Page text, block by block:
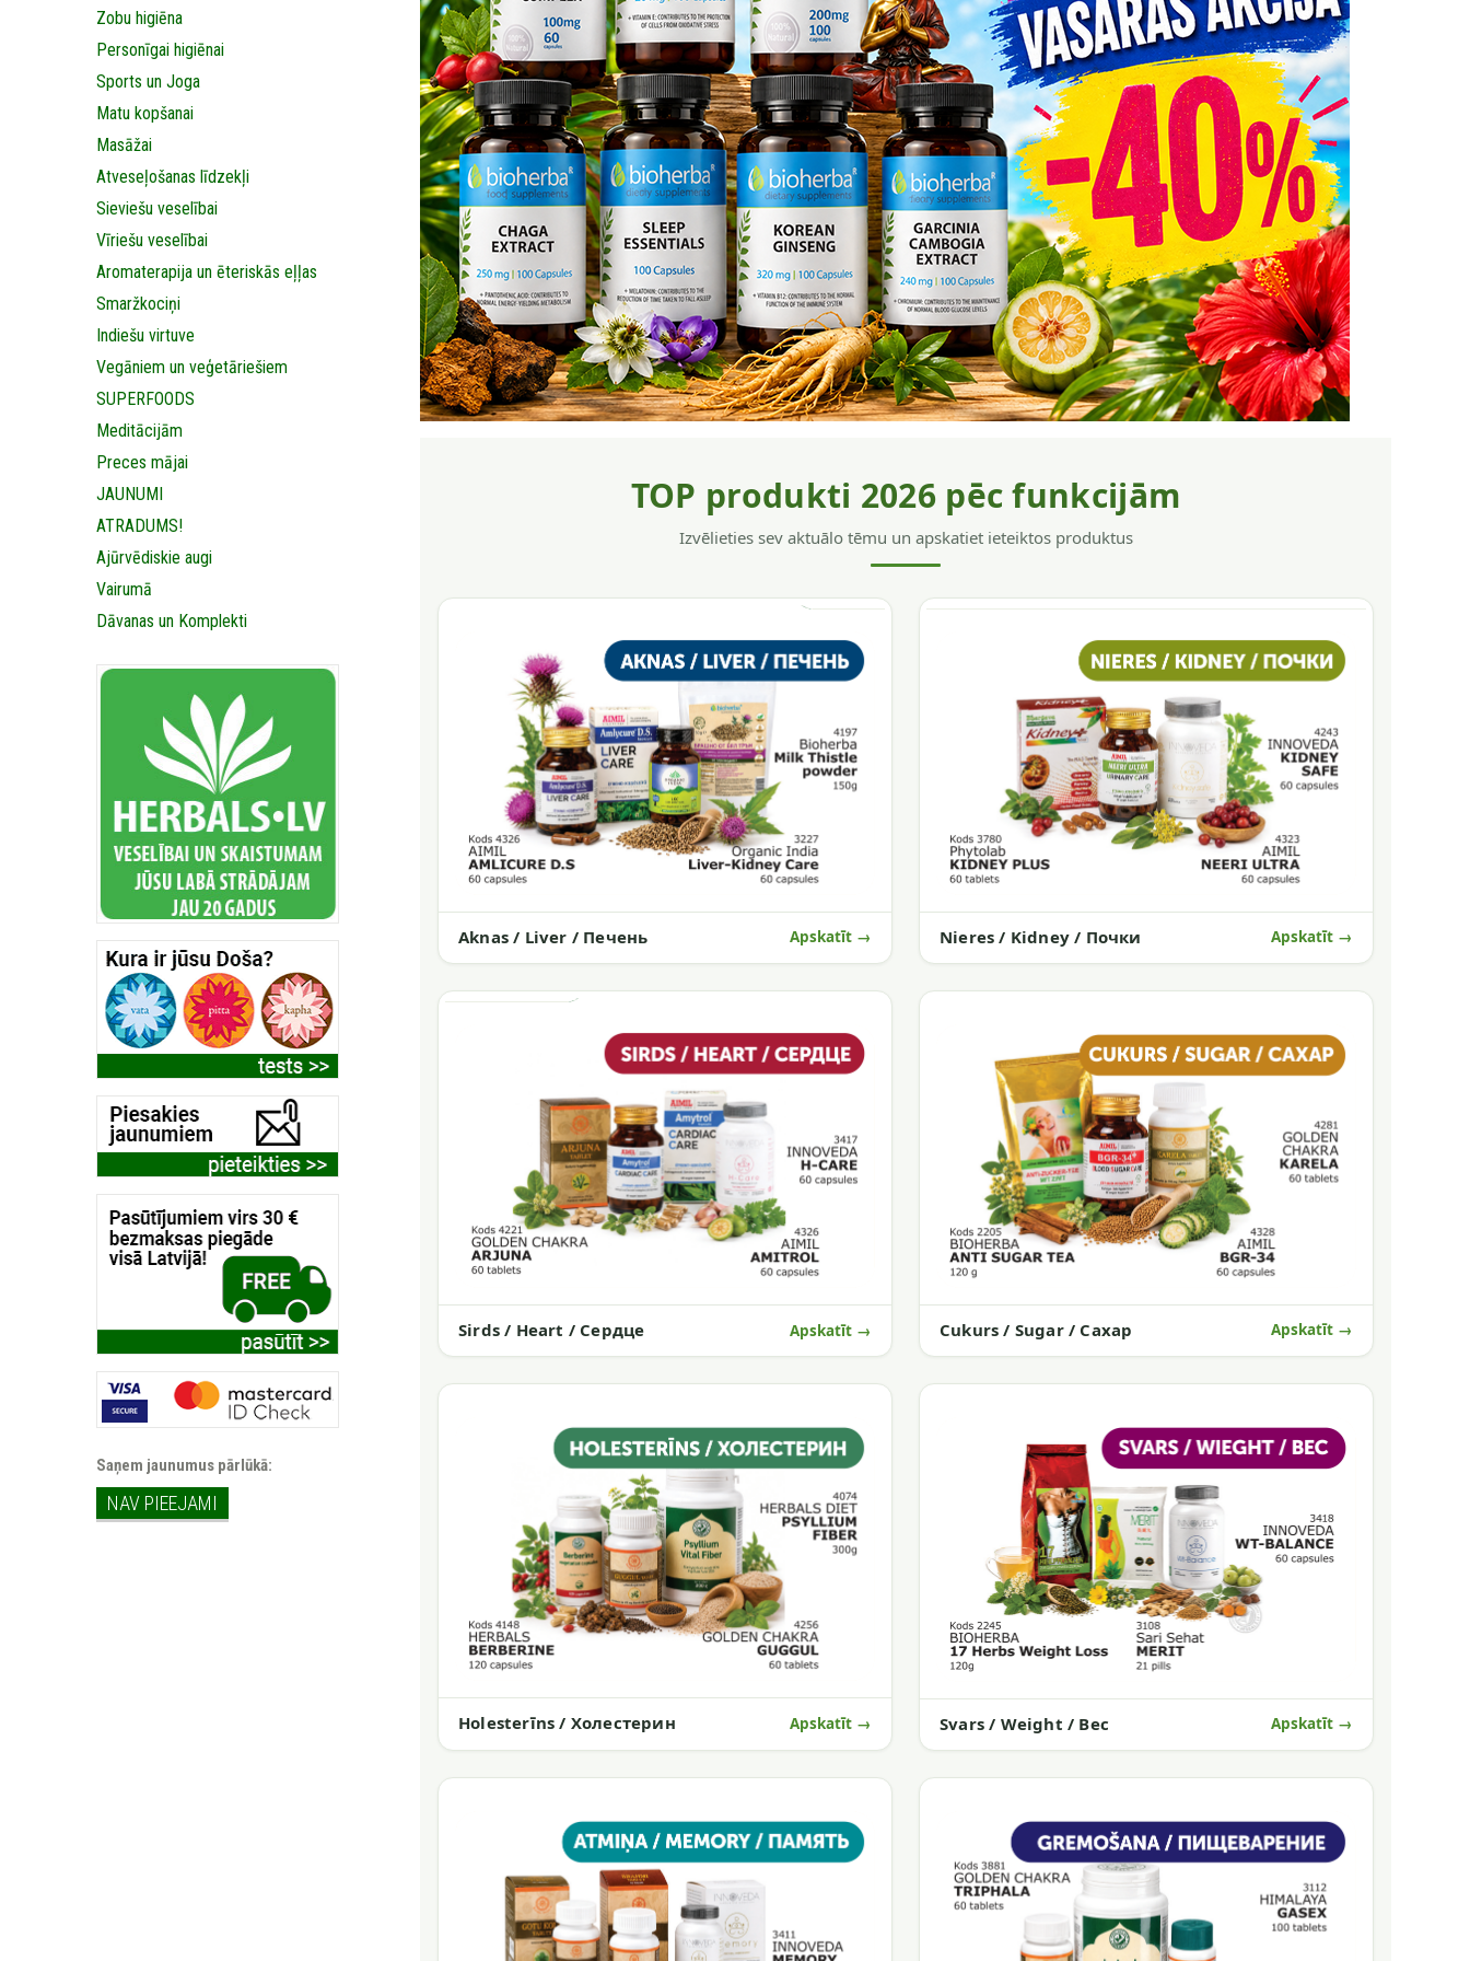
Zobu higiēna
Personīgai higiēnai
Sports un Joga
Matu kopšanai
Masāžai
Аtveseļošanas līdzekļi
Sieviešu veselībai
Vīriešu veselībai
Aromaterapija un ēteriskās eļļas
Smaržkociņi
Indiešu virtuve
Vegāniem un veģetāriešiem
SUPERFOODS
Meditācijām
Preces mājai
JAUNUMI
ATRADUMS!
Ajūrvēdiskie augi
Vairumā
Dāvanas un Komplekti
Saņem jaunumus pārlūkā:
NAV PIEEJAMI
TOP produkti 2026 pēc funkcijām
Izvēlieties sev aktuālo tēmu un apskatiet ieteiktos produktus
Aknas / Liver / Печень Apskatīt → Nieres / Kidney / Почки Apskatīt →
Sirds / Heart / Сердце Apskatīt → Cukurs / Sugar / Сахар Apskatīt →
Holesterīns / Холестерин Apskatīt → Svars / Weight / Вес Apskatīt →